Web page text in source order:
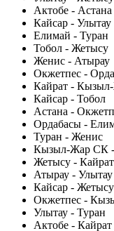
Актобе - Астана
Кайсар - Улытау
Елимай - Туран
Тобол - Жетысу
Женис - Атырау
Окжетпес -
Кайрат -
Кайсар - Тобол
Астана -
Ордабасы -
Туран - Женис
Кызыл-Жар СК -
Жетысу - Кайрат
Атырау - Улытау
Кайсар - Жетысу
Окжетпес -
Улытау - Туран
Актобе - Кайрат